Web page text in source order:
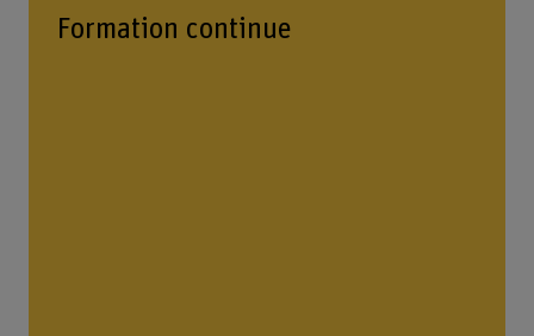
Formation continue